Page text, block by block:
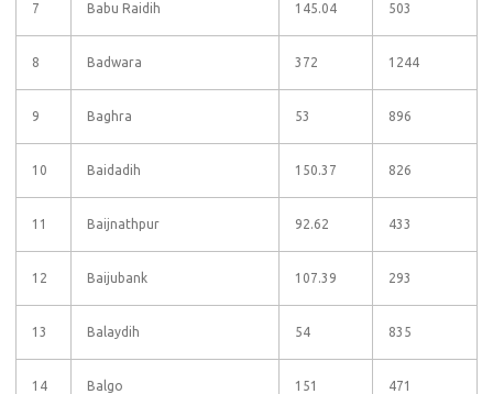
7 Babu Raidih 145.04 503
8 Badwara 372 1244
9 Baghra 53 896
10 Baidadih 150.37 826
11 Baijnathpur 92.62 433
12 Baijubank 107.39 293
13 Balaydih 54 835
14 Balgo 151 471